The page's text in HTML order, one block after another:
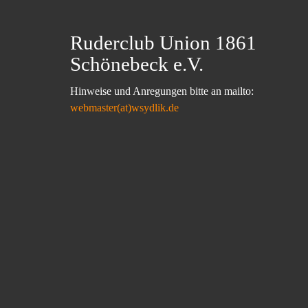
Ruderclub Union 1861
Schönebeck e.V.
Hinweise und Anregungen bitte an mailto:
webmaster(at)wsydlik.de